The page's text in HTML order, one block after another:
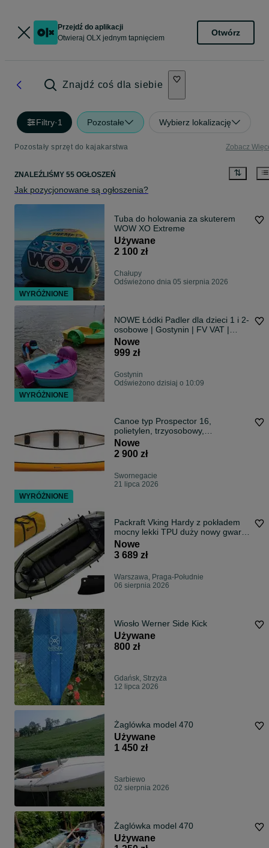
Przejdź do aplikacji
Otwieraj OLX jednym tapnięciem
Otwórz
Znajdź coś dla siebie
Filtry·1 Pozostałe Wybierz lokalizację
Pozostały sprzęt do kajakarstwa Zobacz
ZNALEŹLIŚMY 55 OGŁOSZEŃ
Jak pozycjonowane są ogłoszenia?
Tuba do holowania za skuterem
WOW XO Extreme
Używane
2 100 zł
Chałupy
Odświeżono dnia 05 sierpnia 2026
NOWE Łódki Padler dla dzieci 1 i 2-
osobowe | Gostynin | FV VAT |
Dostępne od ręki! Napędzane
ręcznie
Nowe
999 zł
Gostynin
Odświeżono dzisiaj o 10:09
Canoe typ Prospector 16,
polietylen, trzyosobowy,
Swornegacie
Nowe
2 900 zł
Swornegacie
21 lipca 2026
Packraft Vking Hardy z pokładem
mocny lekki TPU duży nowy gwar.
3lata
Nowe
3 689 zł
Warszawa, Praga-Południe
06 sierpnia 2026
Wiosło Werner Side Kick
Używane
800 zł
Gdańsk, Strzyża
12 lipca 2026
Żaglówka model 470
Używane
1 450 zł
Sarbiewo
02 sierpnia 2026
Żaglówka model 470
Używane
WYRÓŻNIONE
WYRÓŻNIONE
WYRÓŻNIONE